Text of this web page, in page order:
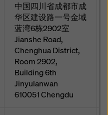
中国四川省成都市成
华区建设路一号金域
蓝湾6栋2902室
Jianshe Road,
Chenghua District,
Room 2902,
Building 6th
Jinyulanwan
610051Chengdu